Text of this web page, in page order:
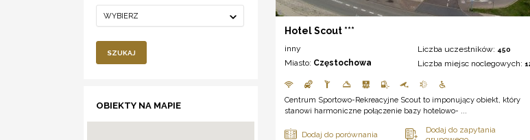
WYBIERZ
SZUKAJ
OBIEKTY NA MAPIE
Hotel Scout ***
inny
Miasto: Częstochowa
Liczba uczestników: 450
Liczba miejsc noclegowych:
Centrum Sportowo-Rekreacyjne Scout to imponujący obiekt, który
stanowi harmoniczne połączenie bazy hotelowo- ...